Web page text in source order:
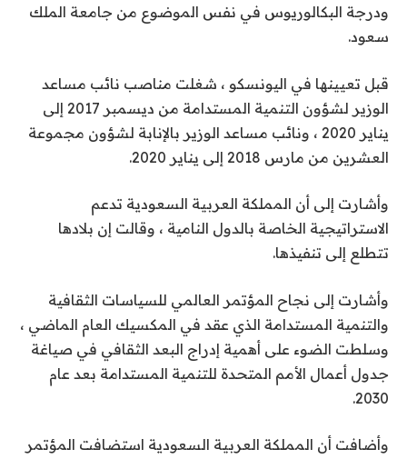
ودرجة البكالوريوس في نفس الموضوع من جامعة الملك
سعود.
قبل تعيينها في اليونسكو ، شغلت مناصب نائب مساعد
الوزير لشؤون التنمية المستدامة من ديسمبر 2017 إلى
يناير 2020 ، ونائب مساعد الوزير بالإنابة لشؤون مجموعة
العشرين من مارس 2018 إلى يناير 2020.
وأشارت إلى أن المملكة العربية السعودية تدعم
الاستراتيجية الخاصة بالدول النامية ، وقالت إن بلادها
تتطلع إلى تنفيذها.
وأشارت إلى نجاح المؤتمر العالمي للسياسات الثقافية
والتنمية المستدامة الذي عقد في المكسيك العام الماضي ،
وسلطت الضوء على أهمية إدراج البعد الثقافي في صياغة
جدول أعمال الأمم المتحدة للتنمية المستدامة بعد عام
2030.
وأضافت أن المملكة العربية السعودية استضافت المؤتمر